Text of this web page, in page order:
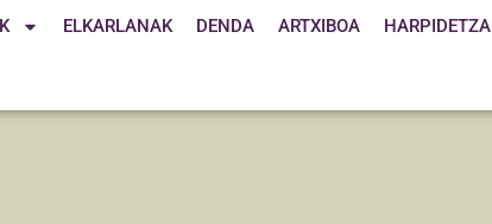
ELKARLANAK DENDA ARTXIBOA
HARPIDETZA